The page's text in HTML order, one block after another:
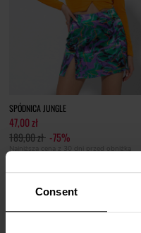
Consent
SPÓDNICA JUNGLE
47,00 zł
189,00 zł -75%
Najniższa cena z 30 dni przed obniżką